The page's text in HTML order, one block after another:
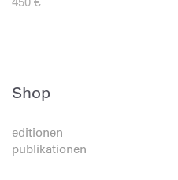
Shop
editionen
publikationen